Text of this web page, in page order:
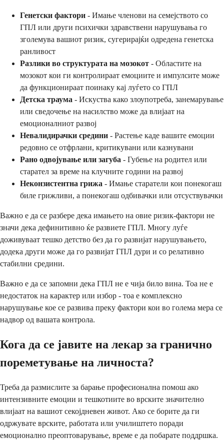
Генетски фактори - Имање членови на семејството со
ГПЛ или други психички здравствени нарушувања го
зголемува вашиот ризик, сугерирајќи одредена генетска
ранливост
Разлики во структурата на мозокот - Областите на
мозокот кои ги контролираат емоциите и импулсите може
да функционираат поинаку кај луѓето со ГПЛ
Детска траума - Искуства како злоупотреба, занемарување
или сведочење на насилство може да влијаат на
емоционалниот развој
Невалидирачки средини - Растење каде вашите емоции
редовно се отфрлани, критикувани или казнувани
Рано одвојување или загуба - Губење на родител или
старател за време на клучните години на развој
Неконзистентна грижа - Имање старатели кои понекогаш
биле грижливи, а понекогаш одбивачки или отсуствувачки
Важно е да се разбере дека имањето на овие ризик-фактори не
значи дека дефинитивно ќе развиете ГПЛ. Многу луѓе
доживуваат тешко детство без да го развијат нарушувањето,
додека други може да го развијат ГПЛ дури и со релативно
стабилни средини.
Важно е да се запомни дека ГПЛ не е чија било вина. Тоа не е
недостаток на карактер или избор - тоа е комплексно
нарушување кое се развива преку фактори кои во голема мера се
надвор од вашата контрола.
Кога да се јавите на лекар за гранично
пореметување на личноста?
Треба да размислите за барање професионална помош ако
интензивните емоции и тешкотиите во врските значително
влијаат на вашиот секојдневен живот. Ако се борите да ги
одржувате врските, работата или училиштето поради
емоционално преоптоварување, време е да побарате поддршка.